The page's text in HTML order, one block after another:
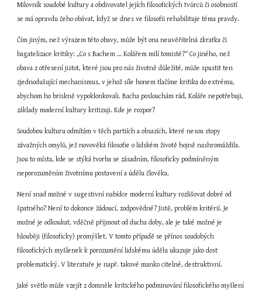
Milovník soudobé kultury a obdivovatel jejích filosofických tvůrců či osobností
se má opravdu čeho obávat, když se dnes ve filosofii rehabilituje téma pravdy.
Čím jiným, než výrazem této obavy, může být ona neuvěřitelná zkratka či
bagatelizace kritiky: „Co s Bachem … Kolářem milí tomisté?“ Co jiného, než
obava z otřesení jistot, které jsou pro nás životně důležité, může spustit ten
zjednodušující mechanismus, v jehož síle honem tlačíme kritika do extrému,
abychom ho briskně vypoklonkovali. Bacha poslouchám rád, Koláře nepotřebuji,
základy moderní kultury kritizuji. Kde je rozpor?
Soudobou kulturu odmítám v těch partiích a obsazích, které nesou stopy
závažných omylů, jež novověká filosofie o lidském životě hojně nashromáždila.
Jsou to místa, kde se stýká tvorba se zásadním, filosoficky podmíněným
neporozuměním životnímu postavení a údělu člověka.
Není snad možné v sugestivní nabídce moderní kultury rozlišovat dobré od
špatného? Není to dokonce žádoucí, zodpovědné? Jistě, problém kritérií. Je
možné je odkoukat, vděčně přijmout od ducha doby, ale je také možné je
hlouběji (filosoficky) promýšlet. V tomto případě se přínos soudobých
filosofických myšlenek k porozumění lidskému údělu ukazuje jako dost
problematický. V literatuře je např. takové manko citelné, destruktivní.
Jaké světlo může vzejít z domněle kritického podminování filosofického myšlení